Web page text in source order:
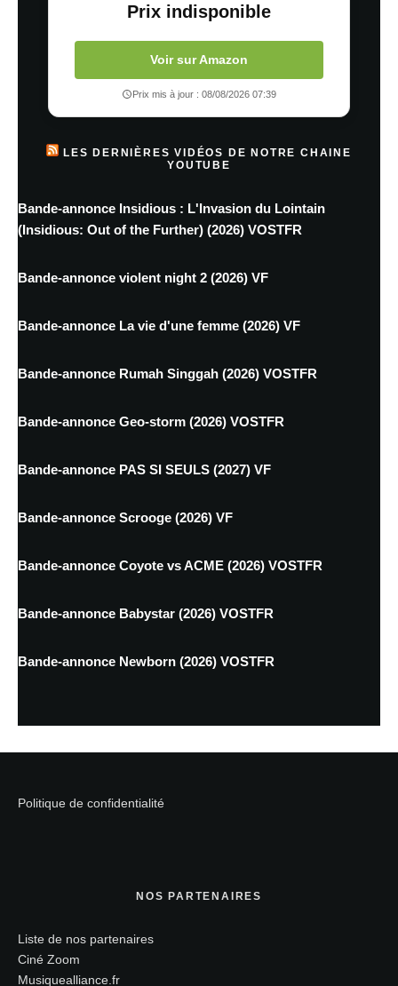
Prix indisponible
Voir sur Amazon
Prix mis à jour : 08/08/2026 07:39
LES DERNIÈRES VIDÉOS DE NOTRE CHAINE
YOUTUBE
Bande-annonce Insidious : L'Invasion du Lointain
(Insidious: Out of the Further) (2026) VOSTFR
Bande-annonce violent night 2 (2026) VF
Bande-annonce La vie d'une femme (2026) VF
Bande-annonce Rumah Singgah (2026) VOSTFR
Bande-annonce Geo-storm (2026) VOSTFR
Bande-annonce PAS SI SEULS (2027) VF
Bande-annonce Scrooge (2026) VF
Bande-annonce Coyote vs ACME (2026) VOSTFR
Bande-annonce Babystar (2026) VOSTFR
Bande-annonce Newborn (2026) VOSTFR
Politique de confidentialité
NOS PARTENAIRES
Liste de nos partenaires
Ciné Zoom
Musiquealliance.fr